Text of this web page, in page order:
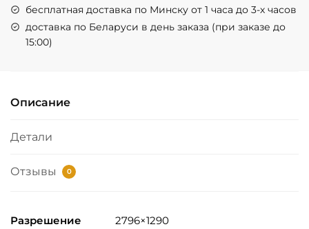
бесплатная доставка по Минску от 1 часа до 3-х часов
доставка по Беларуси в день заказа (при заказе до
15:00)
Описание
Детали
Отзывы 0
Разрешение
2796×1290